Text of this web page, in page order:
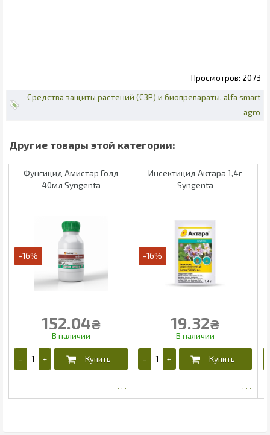
2073
Средства защиты растений (СЗР) и биопрепараты alfa smart
agro
Фунгицид Амистар Голд
40мл Syngenta
-16%
152.04₴
Инсектицид Актара 1,4г
Syngenta
-16%
19.32₴